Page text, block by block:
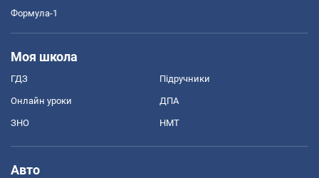
Формула-1
Моя школа
ГДЗ Підручники
Онлайн уроки ДПА
ЗНО НМТ
Авто